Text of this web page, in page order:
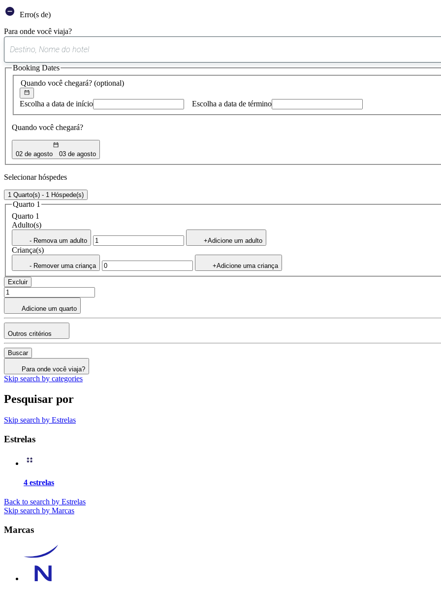
Erro(s de)
Para onde você viaja?
sugestão
encontrada
Quando você chegará? (optional)
Escolha a data de início Escolha a data de término
Quando você chegará?
02 de agosto 03 de agosto
Booking Dates
Selecionar hóspedes
1 Quarto(s) - 1 Hóspede(s)
Quarto 1
Quarto 1
Adulto(s)
- Remova um adulto +Adicione um adulto
Criança(s)
- Remover uma criança +Adicione uma criança
Excluir
Adicione um quarto
Outros critérios
Buscar
Para onde você viaja?
Skip search by categories
Pesquisar por
Skip search by Estrelas
Estrelas
4 estrelas
Back to search by Estrelas
Skip search by Marcas
Marcas